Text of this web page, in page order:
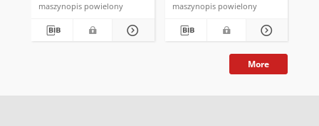
maszynopis powielony maszynopis powielony
More